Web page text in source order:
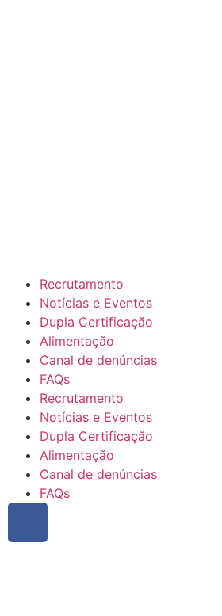
Recrutamento
Notícias e Eventos
Dupla Certificação
Alimentação
Canal de denúncias
FAQs
Recrutamento
Notícias e Eventos
Dupla Certificação
Alimentação
Canal de denúncias
FAQs